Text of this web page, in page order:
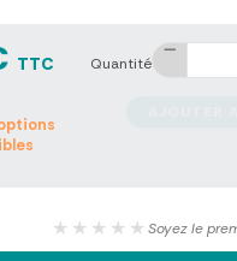
TTC Quantité
★★★★★ Soyez le